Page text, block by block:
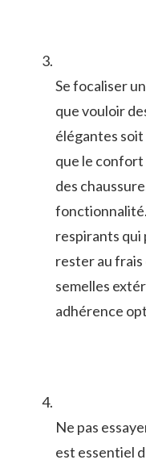
Se focaliser
que vouloir‌
élégantes soit
que le
des
respirants qui
rester au⁢ frais
semelles
adhérence
Ne ⁤pas
est essentiel